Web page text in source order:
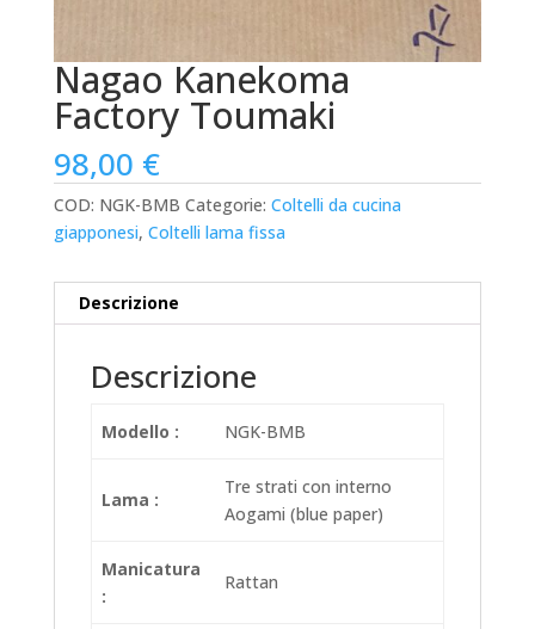
Nagao Kanekoma
Factory Toumaki
98,00 €
COD: NGK-BMB Categorie: Coltelli da cucina
giapponesi, Coltelli lama fissa
Descrizione
Descrizione
Modello : NGK-BMB
Lama :
Tre strati con interno
Aogami (blue paper)
Manicatura
:
Rattan